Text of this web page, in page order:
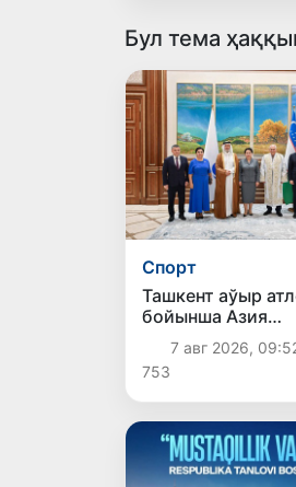
Бул тема
Спорт
Ташкент аўыр
бойынша Азия
чемпионатына
таярланбақта
7 авг 2026,
753